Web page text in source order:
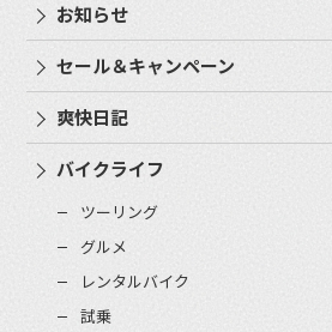
お知らせ
セール＆キャンペーン
爽快日記
バイクライフ
ツーリング
グルメ
レンタルバイク
試乗